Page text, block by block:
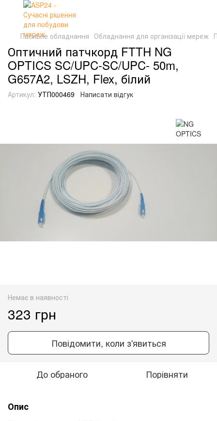
Пасивне обладнання Обладнання для організації мереж
Оптичний патчкорд FTTH NG
OPTICS SC/UPC-SC/UPC- 50m,
G657A2, LSZH, Flex, білий
Артикул: УТП000469 Написати відгук
Немає в наявності
323 грн
Повідомити, коли з'явиться
До обраного Порівняти
Опис